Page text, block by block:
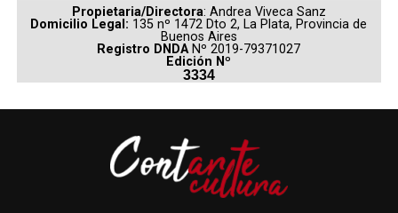
Propietaria/Directora: Andrea Viveca Sanz
Domicilio Legal: 135 nº 1472 Dto 2, La Plata, Provincia de
Buenos Aires
Registro DNDA Nº 2019-79371027
Edición Nº
3334